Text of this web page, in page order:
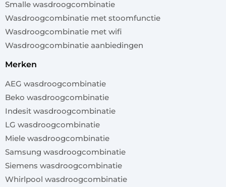
Smalle wasdroogcombinatie
Wasdroogcombinatie met stoomfunctie
Wasdroogcombinatie met wifi
Wasdroogcombinatie aanbiedingen
merken
AEG wasdroogcombinatie
Beko wasdroogcombinatie
Indesit wasdroogcombinatie
LG wasdroogcombinatie
Miele wasdroogcombinatie
Samsung wasdroogcombinatie
Siemens wasdroogcombinatie
Whirlpool wasdroogcombinatie